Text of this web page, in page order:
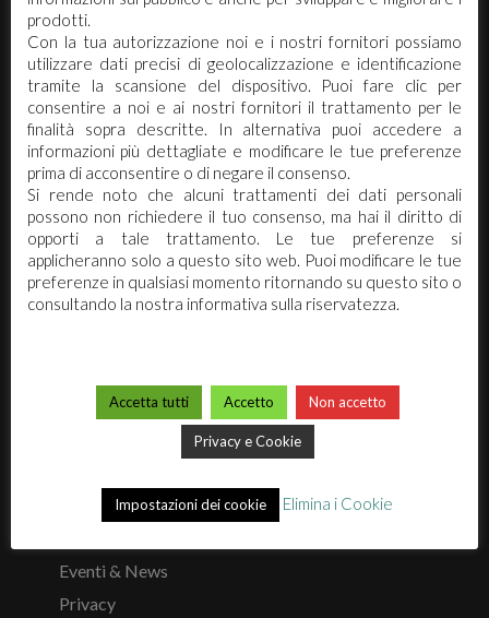
Arco Chimica s.r.l. Via Canalazzo 22/24 -
41036 Medolla (Mo)
Tel. 0535.58890 - 0535.731430
Fax 0535 58898
PIVA 02173740362 / REA:270942
info@arcochimica.it
ARCO CHIMICA
Eventi & News
Privacy
prodotti.
Con la tua autorizzazione noi e i nostri fornitori possiamo
utilizzare dati precisi di geolocalizzazione e identificazione
tramite la scansione del dispositivo. Puoi fare clic per
consentire a noi e ai nostri fornitori il trattamento per le
finalità sopra descritte. In alternativa puoi accedere a
informazioni più dettagliate e modificare le tue preferenze
prima di acconsentire o di negare il consenso.
Si rende noto che alcuni trattamenti dei dati personali
possono non richiedere il tuo consenso, ma hai il diritto di
opporti a tale trattamento. Le tue preferenze si
applicheranno solo a questo sito web. Puoi modificare le tue
preferenze in qualsiasi momento ritornando su questo sito o
consultando la nostra informativa sulla riservatezza.
Accetta tutti Accetto Non accetto
Privacy e Cookie
Impostazioni dei cookie Elimina i Cookie
Per scaricare le schede di sicurezza e le schede tecniche è
necessario accedere al portale. Se ancora non hai un
account puoi effettuare la registrazione del tuo profilo e
ottenere le credenziali di accesso.
ACCEDI O REGISTRATI